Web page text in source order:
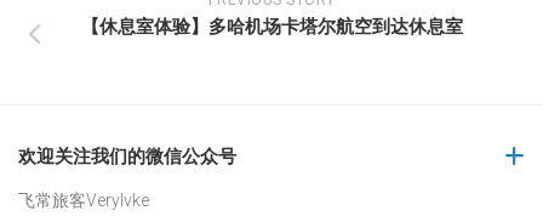
【休息室体验】多哈机场卡塔尔航空到达休息室
欢迎关注我们的微信公众号
飞常旅客Verylvke